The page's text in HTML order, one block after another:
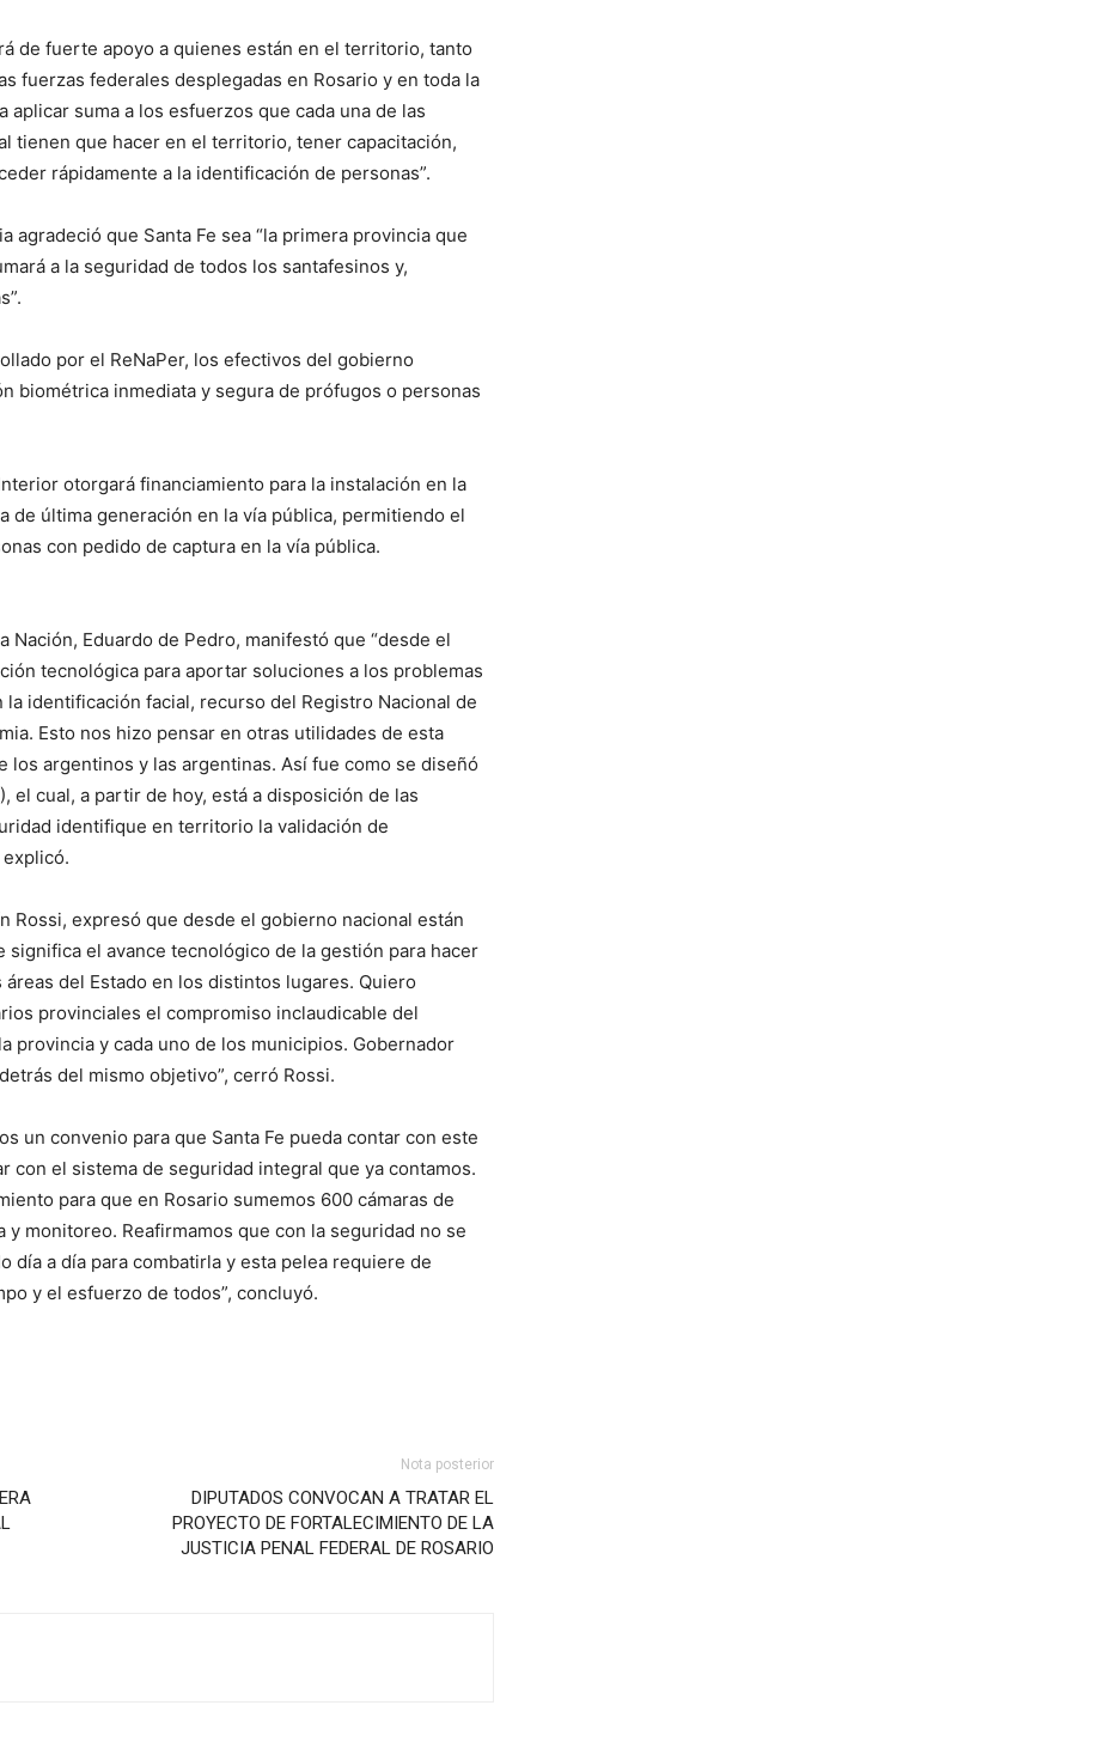
de fuerte apoyo a quienes están en el territorio, tanto
fuerzas federales desplegadas en Rosario y en toda la
aplicar suma a los esfuerzos que cada una de las
tienen que hacer en el territorio, tener capacitación,
rápidamente a la identificación de personas”.
agradeció que Santa Fe sea “la primera provincia que
a la seguridad de todos los santafesinos y,
por el ReNaPer, los efectivos del gobierno
biométrica inmediata y segura de prófugos o personas
otorgará financiamiento para la instalación en la
de última generación en la vía pública, permitiendo el
con pedido de captura en la vía pública.
Eduardo de Pedro, manifestó que “desde el
tecnológica para aportar soluciones a los problemas
identificación facial, recurso del Registro Nacional de
Esto nos hizo pensar en otras utilidades de esta
los argentinos y las argentinas. Así fue como se diseñó
el cual, a partir de hoy, está a disposición de las
identifique en territorio la validación de
Rossi, expresó que desde el gobierno nacional están
el avance tecnológico de la gestión para hacer
del Estado en los distintos lugares. Quiero
provinciales el compromiso inclaudicable del
provincia y cada uno de los municipios. Gobernador
del mismo objetivo”, cerró Rossi.
un convenio para que Santa Fe pueda contar con este
con el sistema de seguridad integral que ya contamos.
para que en Rosario sumemos 600 cámaras de
monitoreo. Reafirmamos que con la seguridad no se
día a día para combatirla y esta pelea requiere de
y el esfuerzo de todos”, concluyó.
Nota posterior
DIPUTADOS CONVOCAN A TRATAR EL
PROYECTO DE FORTALECIMIENTO DE LA
JUSTICIA PENAL FEDERAL DE ROSARIO